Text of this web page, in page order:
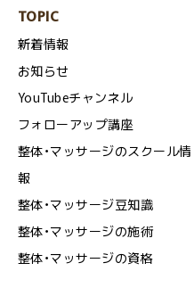
TOPIC
新着情報
お知らせ
YouTubeチャンネル
フォローアップ講座
整体・マッサージのスクール情
報
整体・マッサージ豆知識
整体・マッサージの施術
整体・マッサージの資格